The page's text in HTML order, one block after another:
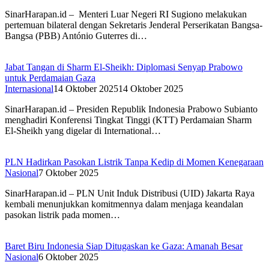
SinarHarapan.id – Menteri Luar Negeri RI Sugiono melakukan
pertemuan bilateral dengan Sekretaris Jenderal Perserikatan Bangsa-
Bangsa (PBB) António Guterres di…
Jabat Tangan di Sharm El-Sheikh: Diplomasi Senyap Prabowo
untuk Perdamaian Gaza
Internasional14 Oktober 202514 Oktober 2025
SinarHarapan.id – Presiden Republik Indonesia Prabowo Subianto
menghadiri Konferensi Tingkat Tinggi (KTT) Perdamaian Sharm
El-Sheikh yang digelar di International…
PLN Hadirkan Pasokan Listrik Tanpa Kedip di Momen Kenegaraan
Nasional7 Oktober 2025
SinarHarapan.id – PLN Unit Induk Distribusi (UID) Jakarta Raya
kembali menunjukkan komitmennya dalam menjaga keandalan
pasokan listrik pada momen…
Baret Biru Indonesia Siap Ditugaskan ke Gaza: Amanah Besar
Nasional6 Oktober 2025